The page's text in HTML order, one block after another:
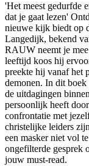
'Het meest gedurfde
dat je gaat lezen'
nieuwe kijk biedt op
Langedijk, bekend
RAUW neemt je
leeftijd koos hij
preekte hij vanaf het
demonen. In dit
de uitdagingen
persoonlijk heeft
confrontatie met
christelijke leiders
een masker niet vol
ongefilterde gesprek
jouw must-read.